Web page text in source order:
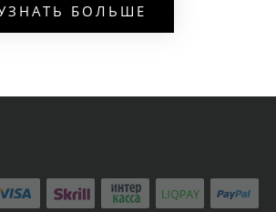
подошва с рельефом;
заказать доставку по всей России.
БОЛЬШЕ